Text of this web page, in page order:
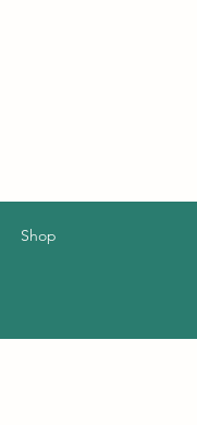
Shop